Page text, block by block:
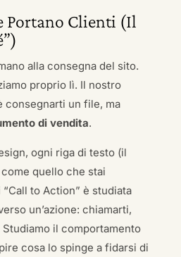
Portano Clienti (Il
alla consegna del sito.
proprio lì. Il nostro
consegnarti un file, ma
di vendita.
ogni riga di testo (il
quello che stai
to Action” è studiata
un’azione: chiamarti,
il comportamento
cosa lo spinge a fidarsi di